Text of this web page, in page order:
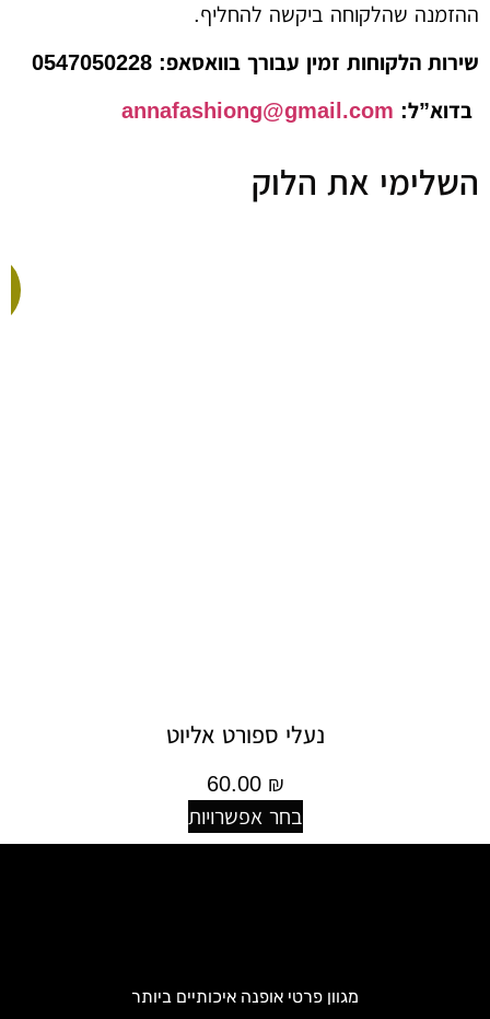
שהלקוחה ביקשה להחליף.
זמין עבורך בוואסאפ: 0547050228
annafashiong@gmail.com
את הלוק
נעלי ספורט אליוט
60.00
בחר אפשרויות
מגוון פרטי אופנה איכותיים ביותר